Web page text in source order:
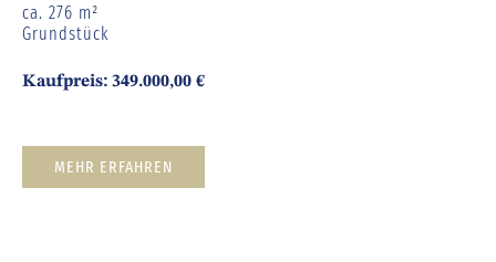
ca. 276 m²
Grundstück
Kaufpreis: 349.000,00 €
MEHR ERFAHREN